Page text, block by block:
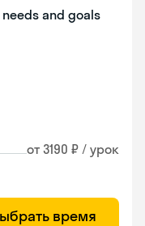
and goals
от 3190 ₽ / урок
время